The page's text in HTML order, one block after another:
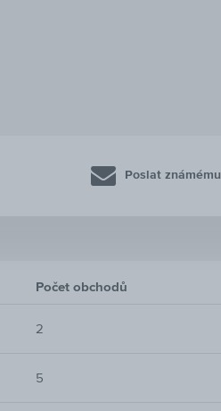
Poslat známému
Počet obchodů
2
5